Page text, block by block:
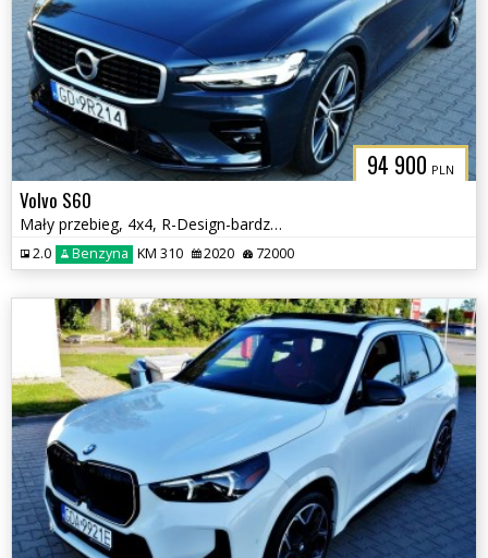
94 900 PLN
Volvo S60
Mały przebieg, 4x4, R-Design-bardzo bogate wyposażenie
2.0 Benzyna KM 310 2020 72000